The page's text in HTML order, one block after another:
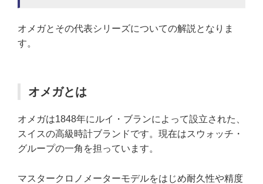
オメガとその代表シリーズについての解説となりま
す。
オメガとは
オメガは1848年にルイ・ブランによって設立された、
スイスの高級時計ブランドです。現在はスウォッチ・
グループの一角を担っています。
マスタークロノメーターモデルをはじめ耐久性や精度